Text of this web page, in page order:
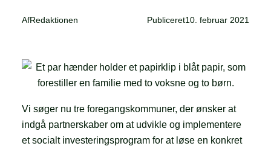
AfRedaktionen Publiceret10. februar 2021
Vi søger nu tre foregangskommuner, der ønsker at
indgå partnerskaber om at udvikle og implementere
et socialt investeringsprogram for at løse en konkret